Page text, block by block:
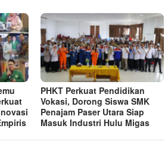
PHKT Perkuat Pendidikan
Vokasi, Dorong Siswa SMK
Penajam Paser Utara Siap
Masuk Industri Hulu Migas